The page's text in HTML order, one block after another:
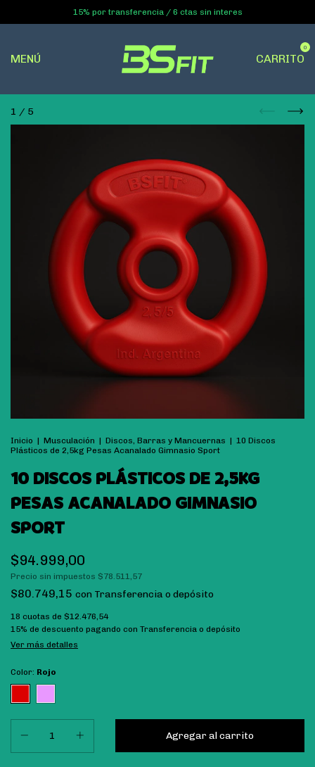
15% por transferencia / 6 ctas sin interes
MENÚ CARRITO
0
1 / 5
Inicio | Musculación | Discos, Barras y Mancuernas | 10 Discos
Plásticos de 2,5kg Pesas Acanalado Gimnasio Sport
10 DISCOS PLÁSTICOS DE 2,5KG
PESAS ACANALADO GIMNASIO
SPORT
$94.999,00
Precio sin impuestos $78.511,57
$80.749,15 con Transferencia o depósito
18 cuotas de $12.476,54
15% de descuento pagando con Transferencia o depósito
Ver más detalles
Color: Rojo